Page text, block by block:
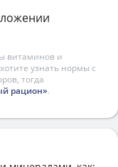
витаминов и
узнать нормы с
тогда
рацион».